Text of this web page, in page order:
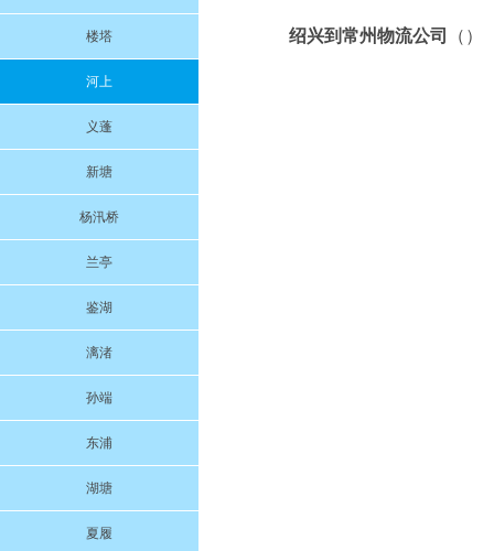
楼塔
河上
义蓬
新塘
杨汛桥
兰亭
鉴湖
漓渚
孙端
东浦
湖塘
夏履
绍兴到常州物流公司 （）